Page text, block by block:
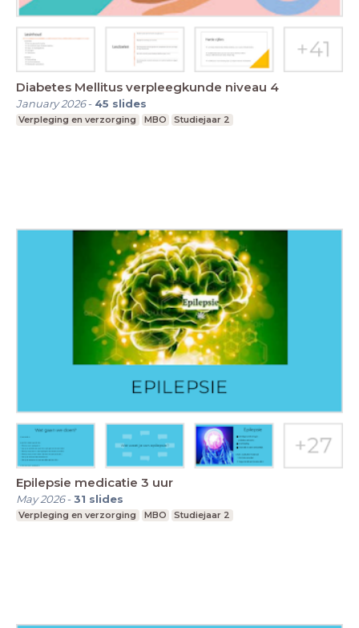
Diabetes Mellitus verpleegkunde niveau 4
January 2026- 45 slides
Verpleging en verzorging MBO Studiejaar 2
Epilepsie medicatie 3 uur
May 2026-31 slides
Verpleging en verzorging MBO Studiejaar 2